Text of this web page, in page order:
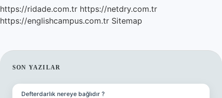
https://ridade.com.tr https://netdry.com.tr
https://englishcampus.com.tr Sitemap
SIDEBAR
SON YAZILAR
Defterdarlık nereye bağlıdır ?